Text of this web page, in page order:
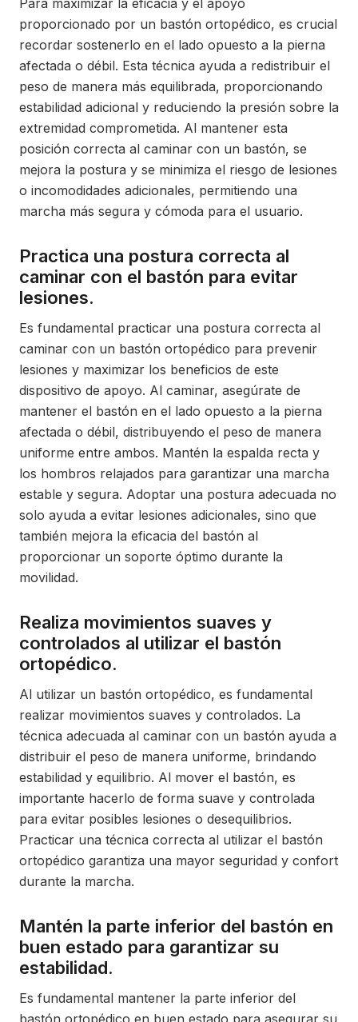
Para maximizar la eficacia y el apoyo
proporcionado por un bastón ortopédico, es crucial
recordar sostenerlo en el lado opuesto a la pierna
afectada o débil. Esta técnica ayuda a redistribuir el
peso de manera más equilibrada, proporcionando
estabilidad adicional y reduciendo la presión sobre la
extremidad comprometida. Al mantener esta
posición correcta al caminar con un bastón, se
mejora la postura y se minimiza el riesgo de lesiones
o incomodidades adicionales, permitiendo una
marcha más segura y cómoda para el usuario.
Practica una postura correcta al
caminar con el bastón para evitar
lesiones.
Es fundamental practicar una postura correcta al
caminar con un bastón ortopédico para prevenir
lesiones y maximizar los beneficios de este
dispositivo de apoyo. Al caminar, asegúrate de
mantener el bastón en el lado opuesto a la pierna
afectada o débil, distribuyendo el peso de manera
uniforme entre ambos. Mantén la espalda recta y
los hombros relajados para garantizar una marcha
estable y segura. Adoptar una postura adecuada no
solo ayuda a evitar lesiones adicionales, sino que
también mejora la eficacia del bastón al
proporcionar un soporte óptimo durante la
movilidad.
Realiza movimientos suaves y
controlados al utilizar el bastón
ortopédico.
Al utilizar un bastón ortopédico, es fundamental
realizar movimientos suaves y controlados. La
técnica adecuada al caminar con un bastón ayuda a
distribuir el peso de manera uniforme, brindando
estabilidad y equilibrio. Al mover el bastón, es
importante hacerlo de forma suave y controlada
para evitar posibles lesiones o desequilibrios.
Practicar una técnica correcta al utilizar el bastón
ortopédico garantiza una mayor seguridad y confort
durante la marcha.
Mantén la parte inferior del bastón en
buen estado para garantizar su
estabilidad.
Es fundamental mantener la parte inferior del
bastón ortopédico en buen estado para asegurar su